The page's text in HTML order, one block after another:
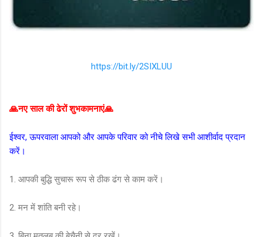
https://bit.ly/2SIXLUU
🙏नए साल की ढेरों शुभकामनाएं🙏
ईश्वर, ऊपरवाला आपको और आपके परिवार को नीचे लिखे सभी आशीर्वाद प्रदान
करें।
1. आपकी बुद्धि सुचारू रूप से ठीक ढंग से काम करें।
2. मन में शांति बनी रहे।